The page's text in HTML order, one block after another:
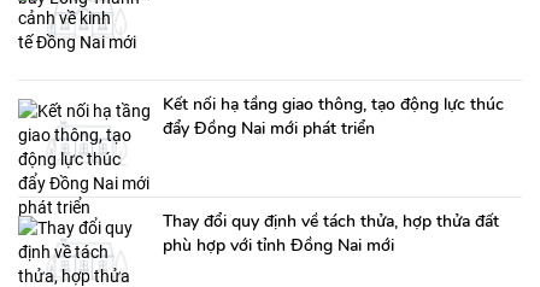
Kết nối hạ tầng giao thông, tạo động lực thúc
đẩy Đồng Nai mới phát triển
Thay đổi quy định về tách thửa, hợp thửa đất
phù hợp với tỉnh Đồng Nai mới